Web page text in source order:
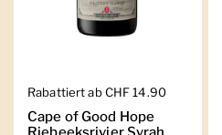
Regulärer Preis
Rabattiert ab CHF 14.90
Cape of Good Hope